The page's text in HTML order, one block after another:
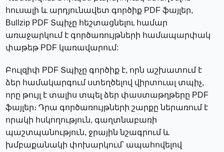
հուսալի և արդյունավետ գործիք PDF ֆայլեր,
Bullzip PDF Տպիչը հեշտացնելու համար
առաջարկում է գործառույթների համապարփակ
փաթեթ PDF կառավարում:
Բուլզիփ PDF Տպիչը գործիք է, որն աշխատում է
ձեր համակարգում ստեղծելով վիրտուալ տպիչ,
որը թույլ է տալիս տպել ձեր փաստաթղթերը PDF
ֆայլեր։ Դրա գործառույթների շարքը ներառում է
որակի հսկողություն, գաղտնաբառի
պաշտպանություն, ջրային նշագրում և
խմբաքանակի փոխարկում՝ ապահովելով